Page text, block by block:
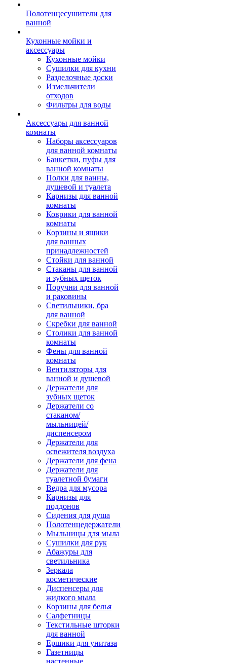
Полотенцесушители для
ванной
Кухонные мойки и
аксессуары
Кухонные мойки
Сушилки для кухни
Разделочные доски
Измельчители
отходов
Фильтры для воды
Аксессуары для ванной
комнаты
Наборы аксессуаров
для ванной комнаты
Банкетки, пуфы для
ванной комнаты
Полки для ванны,
душевой и туалета
Карнизы для ванной
комнаты
Коврики для ванной
комнаты
Корзины и ящики
для ванных
принадлежностей
Стойки для ванной
Стаканы для ванной
и зубных щеток
Поручни для ванной
и раковины
Светильники, бра
для ванной
Скребки для ванной
Столики для ванной
комнаты
Фены для ванной
комнаты
Вентиляторы для
ванной и душевой
Держатели для
зубных щеток
Держатели со
стаканом/
мыльницей/
диспенсером
Держатели для
освежителя воздуха
Держатели для фена
Держатели для
туалетной бумаги
Ведра для мусора
Карнизы для
поддонов
Сидения для душа
Полотенцедержатели
Мыльницы для мыла
Сушилки для рук
Абажуры для
светильника
Зеркала
косметические
Диспенсеры для
жидкого мыла
Корзины для белья
Салфетницы
Текстильные шторки
для ванной
Ершики для унитаза
Газетницы
настенные